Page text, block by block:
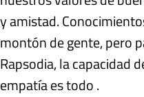
y amistad.
montón de gente, pero
Rapsodia, la capacidad
empatía es todo .